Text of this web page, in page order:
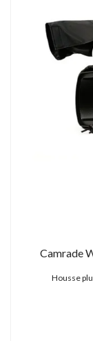
Camrade
Housse